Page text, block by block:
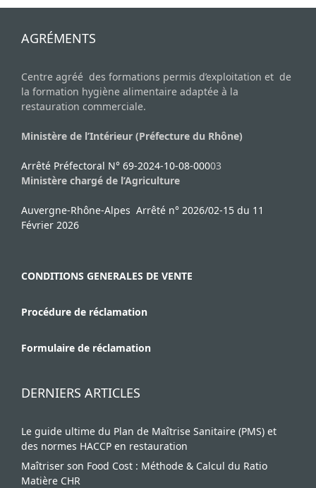
AGRÉMENTS
Centre agréé des formations permis d’exploitation et de
la formation hygiène alimentaire adaptée à la
restauration commerciale.
Ministère de l’Intérieur (Préfecture du Rhône)
Arrêté Préfectoral N° 69-2024-10-08-00003
Ministère chargé de l’Agriculture
Auvergne-Rhône-Alpes Arrêté n° 2026/02-15 du 11
Février 2026
CONDITIONS GENERALES DE VENTE
Procédure de réclamation
Formulaire de réclamation
DERNIERS ARTICLES
Le guide ultime du Plan de Maîtrise Sanitaire (PMS) et
des normes HACCP en restauration
Maîtriser son Food Cost : Méthode & Calcul du Ratio
Matière CHR